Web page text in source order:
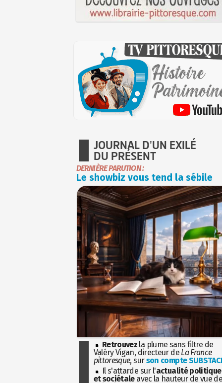
JOURNAL D'UN EXILÉ
DU PRÉSENT
DERNIÈRE PARUTION :
Le showbiz vous tend la sébile
Retrouvez la plume sans filtre de
Valéry Vigan, directeur de La France
pittoresque, surson compte
Il s'attarde sur l'actualité politique
et sociétaleavec la hauteur de vue